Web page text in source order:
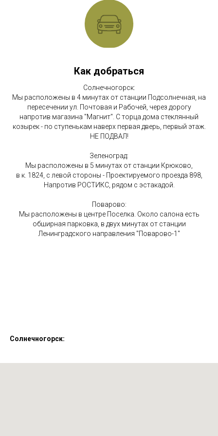
Как добраться
Солнечногорск:
Мы расположены в 4 минутах от станции Подсолнечная, на
пересечении ул. Почтовая и Рабочей, через дорогу
напротив магазина "Магнит". С торца дома стеклянный
козырек - по ступенькам наверх первая дверь, первый этаж.
НЕ ПОДВАЛ!
Зеленоград:
Мы расположены в 5 минутах от станции Крюково,
в к. 1824, с левой стороны - Проектируемого проезда 898,
Напротив РОСТИКС, рядом с эстакадой.
Поварово:
Мы расположены в центре Поселка. Около салона есть
обширная парковка, в двух минутах от станции
Ленинградского направления "Поварово-1"
Солнечногорск: